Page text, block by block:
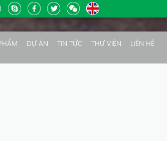
DỰ ÁN TIN TỨC THƯ VIỆN LIÊN HỆ